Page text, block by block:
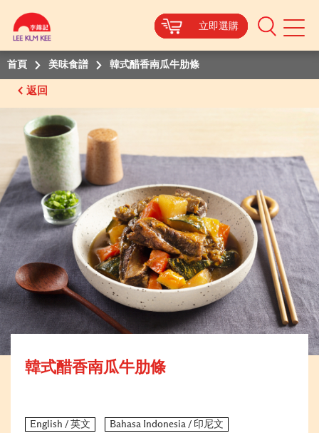
立即選購
Mobile
立即選購
立即選購
立即選購
首頁 美味食譜 韓式醋香南瓜牛肋條
返回
韓式醋香南瓜牛肋條